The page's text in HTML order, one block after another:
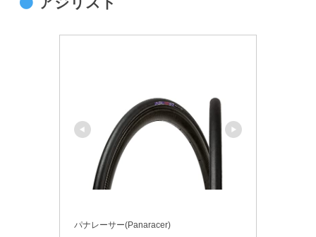
パナレーサー(Panaracer)